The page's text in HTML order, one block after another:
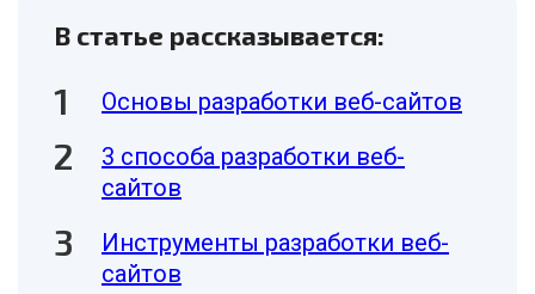
В статье рассказывается:
Основы разработки веб-сайтов
3 способа разработки веб-
сайтов
Инструменты разработки веб-
сайтов